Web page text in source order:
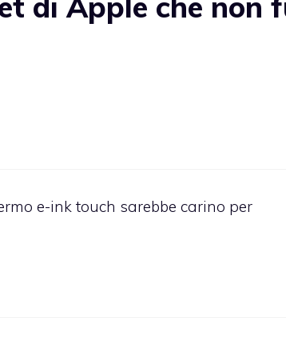
e-ink touch sarebbe carino per